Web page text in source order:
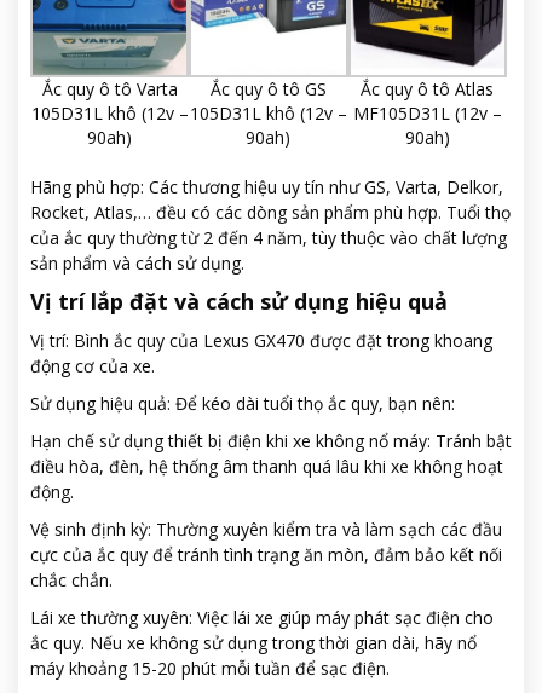
Ắc quy ô tô Varta
105D31L khô (12v –
90ah)
Ắc quy ô tô GS
105D31L khô (12v –
90ah)
Ắc quy ô tô Atlas
MF105D31L (12v –
90ah)
Hãng phù hợp: Các thương hiệu uy tín như GS, Varta, Delkor,
Rocket, Atlas,… đều có các dòng sản phẩm phù hợp. Tuổi thọ
của ắc quy thường từ 2 đến 4 năm, tùy thuộc vào chất lượng
sản phẩm và cách sử dụng.
Vị trí lắp đặt và cách sử dụng hiệu quả
Vị trí: Bình ắc quy của Lexus GX470 được đặt trong khoang
động cơ của xe.
Sử dụng hiệu quả: Để kéo dài tuổi thọ ắc quy, bạn nên:
Hạn chế sử dụng thiết bị điện khi xe không nổ máy: Tránh bật
điều hòa, đèn, hệ thống âm thanh quá lâu khi xe không hoạt
động.
Vệ sinh định kỳ: Thường xuyên kiểm tra và làm sạch các đầu
cực của ắc quy để tránh tình trạng ăn mòn, đảm bảo kết nối
chắc chắn.
Lái xe thường xuyên: Việc lái xe giúp máy phát sạc điện cho
ắc quy. Nếu xe không sử dụng trong thời gian dài, hãy nổ
máy khoảng 15-20 phút mỗi tuần để sạc điện.